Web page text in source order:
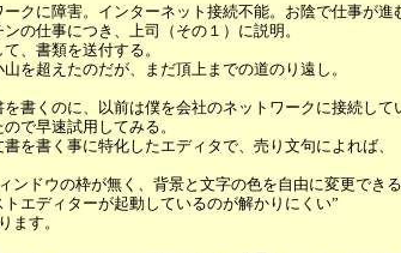
クに障害。インターネット接続不能。お陰で仕事が進
の仕事につき、上司（その１）に説明。
、書類を送付する。
を超えたのだが、まだ頂上までの道のり遠し。
書くのに、以前は僕を会社のネットワークに接続し
で早速試用してみる。
を書く事に特化したエディタで、売り文句によれば、
ンドウの枠が無く、背景と文字の色を自由に変更でき
トエディターが起動しているのが解かりにくい”
ます。